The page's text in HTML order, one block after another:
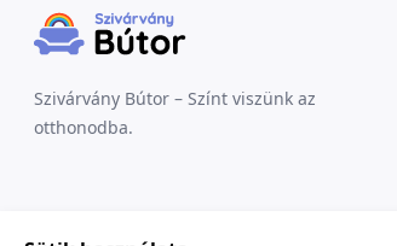
Szivárvány Bútor – Színt viszünk az
otthonodba.